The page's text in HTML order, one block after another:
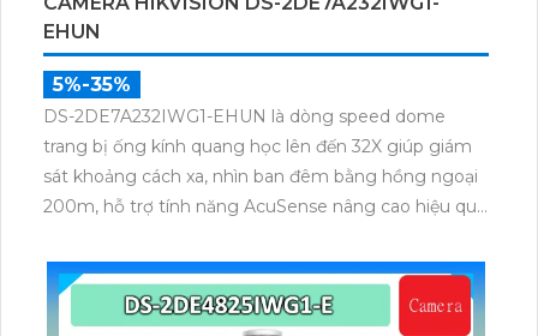
EHUN
5%-35%
DS-2DE7A232IWG1-EHUN là dòng speed dome
trang bị ống kính quang học lên đến 32X giúp giám
sát khoảng cách xa, nhìn ban đêm bằng hồng ngoại
200m, hỗ trợ tính năng AcuSense nâng cao hiệu quả
nghệ Self-learning